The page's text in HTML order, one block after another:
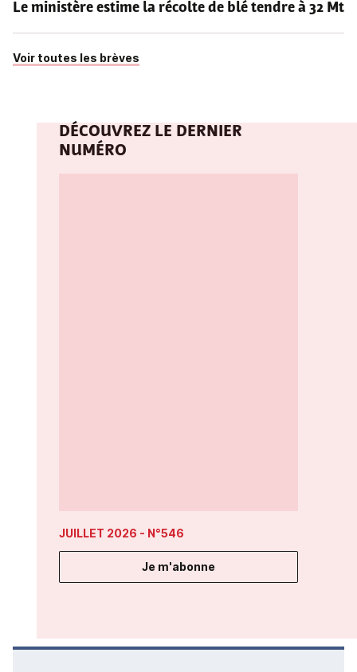
Le ministère estime la récolte de blé tendre à 32 Mt
Voir toutes les brèves
DÉCOUVREZ LE DERNIER
NUMÉRO
JUILLET 2026 - N°546
Je m'abonne